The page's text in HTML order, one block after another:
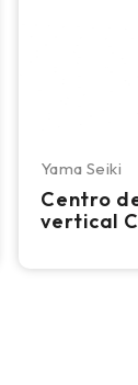
Yama Seiki
Centro
vertical